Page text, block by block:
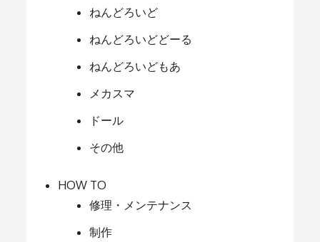
ねんどろいど
ねんどろいどどーる
ねんどろいどもあ
メカスマ
ドール
その他
HOW TO
修理・メンテナンス
制作